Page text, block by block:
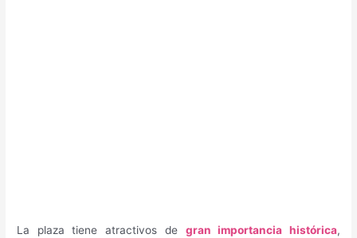
La plaza tiene atractivos de gran importancia histórica,